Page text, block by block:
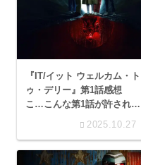
『IT/イット ウェルカム・ト
ゥ・デリー』第1話感想
こ…こんな第1話が許されて
2025.10.27